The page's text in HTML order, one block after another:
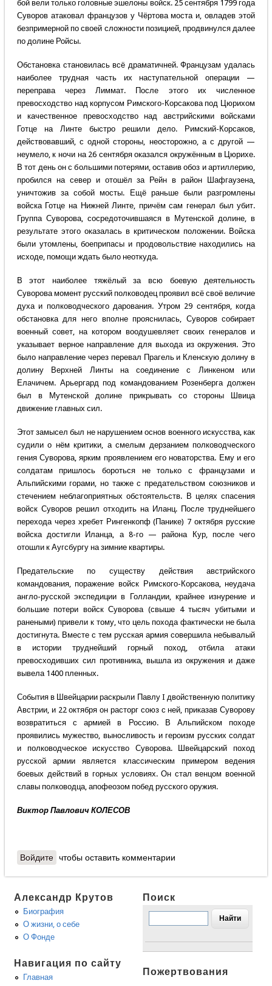
бой вели только головные эшелоны войск. 25 сентября 1799 года
Суворов атаковал французов у Чёртова моста и, овладев этой
безпримерной по своей сложности позицией, продвинулся далее
по долине Ройсы.
Обстановка становилась всё драматичней. Французам удалась
наиболее трудная часть их наступательной операции —
переправа через Лиммат. После этого их численное
превосходство над корпусом Римского-Корсакова под Цюрихом
и качественное превосходство над австрийскими войсками
Готце на Линте быстро решили дело. Римский-Корсаков,
действовавший, с одной стороны, неосторожно, а с другой —
неумело, к ночи на 26 сентября оказался окружённым в Цюрихе.
В тот день он с большими потерями, оставив обоз и артиллерию,
пробился на север и отошёл за Рейн в район Шафгаузена,
уничтожив за собой мосты. Ещё раньше были разгромлены
войска Готце на Нижней Линте, причём сам генерал был убит.
Группа Суворова, сосредоточившаяся в Мутенской долине, в
результате этого оказалась в критическом положении. Войска
были утомлены, боеприпасы и продовольствие находились на
исходе, помощи ждать было неоткуда.
В этот наиболее тяжёлый за всю боевую деятельность
Суворова момент русский полководец проявил всё своё величие
духа и полководческого дарования. Утром 29 сентября, когда
обстановка для него вполне прояснилась, Суворов собирает
военный совет, на котором воодушевляет своих генералов и
указывает верное направление для выхода из окружения. Это
было направление через перевал Прагель и Кленскую долину в
долину Верхней Линты на соединение с Линкеном или
Елачичем. Арьергард под командованием Розенберга должен
был в Мутенской долине прикрывать со стороны Швица
движение главных сил.
Этот замысел был не нарушением основ военного искусства, как
судили о нём критики, а смелым дерзанием полководческого
гения Суворова, ярким проявлением его новаторства. Ему и его
солдатам пришлось бороться не только с французами и
Альпийскими горами, но также с предательством союзников и
стечением неблагоприятных обстоятельств. В целях спасения
войск Суворов решил отходить на Иланц. После труднейшего
перехода через хребет Рингенкопф (Панике) 7 октября русские
войска достигли Иланца, а 8-го — района Кур, после чего
отошли к Аугсбургу на зимние квартиры.
Предательские по существу действия австрийского
командования, поражение войск Римского-Корсакова, неудача
англо-русской экспедиции в Голландии, крайнее изнурение и
большие потери войск Суворова (свыше 4 тысяч убитыми и
ранеными) привели к тому, что цель похода фактически не была
достигнута. Вместе с тем русская армия совершила небывалый
в истории труднейший горный поход, отбила атаки
превосходивших сил противника, вышла из окружения и даже
вывела 1400 пленных.
События в Швейцарии раскрыли Павлу I двойственную политику
Австрии, и 22 октября он расторг союз с ней, приказав Суворову
возвратиться с армией в Россию. В Альпийском походе
проявились мужество, выносливость и героизм русских солдат
и полководческое искусство Суворова. Швейцарский поход
русской армии является классическим примером ведения
боевых действий в горных условиях. Он стал венцом военной
славы полководца, апофеозом побед русского оружия.
Виктор Павлович КОЛЕСОВ
Войдите чтобы оставить комментарии
Александр Крутов
Биография
О жизни, о себе
О Фонде
Навигация по сайту
Главная
Поиск
Пожертвования